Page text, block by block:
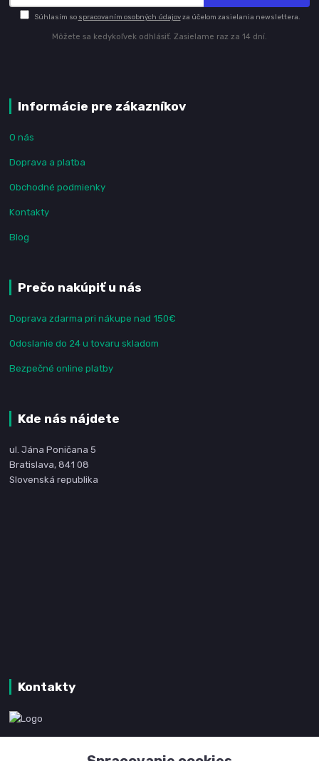
Súhlasím so spracovaním osobných údajovza účelom zasielania newslettera.
Môžete sa kedykoľvek odhlásiť. Zasielame raz za 14 dní.
Informácie pre zákazníkov
O nás
Doprava a platba
Obchodné podmienky
Kontakty
Blog
Prečo nakúpiť u nás
Doprava zdarma pri nákupe nad 150€
Odoslanie do 24 u tovaru skladom
Bezpečné online platby
Kde nás nájdete
ul. Jána Poničana 5
Bratislava, 841 08
Slovenská republika
Kontakty